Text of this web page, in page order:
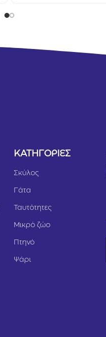
ΚΑΤΗΓΟΡΙΕΣ
Σκύλος
Γάτα
Ταυτότητες
Μικρό ζώο
Πτηνό
Ψάρι